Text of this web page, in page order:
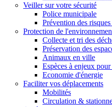
Veiller sur votre sécurité
Police municipale
Prévention des
Protection de
Collecte et tri des
Préservation des
Animaux en ville
Espèces à enjeux
Economie d'énergie
Faciliter vos déplacements
Mobilités
Circulation &